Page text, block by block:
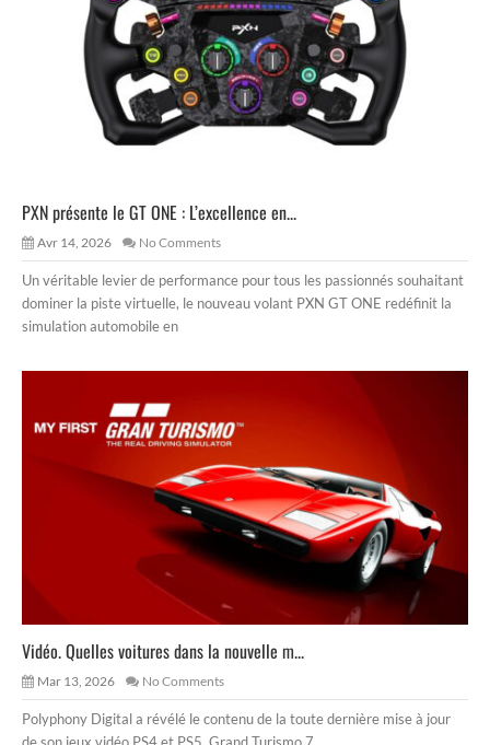
PXN présente le GT ONE : L’excellence en...
Avr 14, 2026 No Comments
Un véritable levier de performance pour tous les passionnés souhaitant
dominer la piste virtuelle, le nouveau volant PXN GT ONE redéfinit la
simulation automobile en
Vidéo. Quelles voitures dans la nouvelle m...
Mar 13, 2026 No Comments
Polyphony Digital a révélé le contenu de la toute dernière mise à jour
de son jeux vidéo PS4 et PS5, Grand Turismo 7.